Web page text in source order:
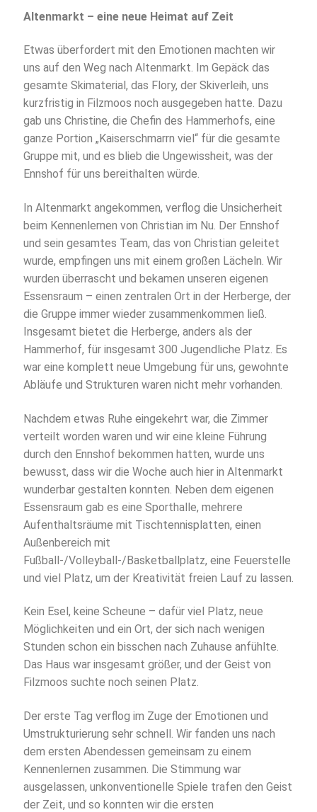
Altenmarkt – eine neue Heimat auf Zeit
Etwas überfordert mit den Emotionen machten wir
uns auf den Weg nach Altenmarkt. Im Gepäck das
gesamte Skimaterial, das Flory, der Skiverleih, uns
kurzfristig in Filzmoos noch ausgegeben hatte. Dazu
gab uns Christine, die Chefin des Hammerhofs, eine
ganze Portion „Kaiserschmarrn viel“ für die gesamte
Gruppe mit, und es blieb die Ungewissheit, was der
Ennshof für uns bereithalten würde.
In Altenmarkt angekommen, verflog die Unsicherheit
beim Kennenlernen von Christian im Nu. Der Ennshof
und sein gesamtes Team, das von Christian geleitet
wurde, empfingen uns mit einem großen Lächeln. Wir
wurden überrascht und bekamen unseren eigenen
Essensraum – einen zentralen Ort in der Herberge, der
die Gruppe immer wieder zusammenkommen ließ.
Insgesamt bietet die Herberge, anders als der
Hammerhof, für insgesamt 300 Jugendliche Platz. Es
war eine komplett neue Umgebung für uns, gewohnte
Abläufe und Strukturen waren nicht mehr vorhanden.
Nachdem etwas Ruhe eingekehrt war, die Zimmer
verteilt worden waren und wir eine kleine Führung
durch den Ennshof bekommen hatten, wurde uns
bewusst, dass wir die Woche auch hier in Altenmarkt
wunderbar gestalten konnten. Neben dem eigenen
Essensraum gab es eine Sporthalle, mehrere
Aufenthaltsräume mit Tischtennisplatten, einen
Außenbereich mit
Fußball-/Volleyball-/Basketballplatz, eine Feuerstelle
und viel Platz, um der Kreativität freien Lauf zu lassen.
Kein Esel, keine Scheune – dafür viel Platz, neue
Möglichkeiten und ein Ort, der sich nach wenigen
Stunden schon ein bisschen nach Zuhause anfühlte.
Das Haus war insgesamt größer, und der Geist von
Filzmoos suchte noch seinen Platz.
Der erste Tag verflog im Zuge der Emotionen und
Umstrukturierung sehr schnell. Wir fanden uns nach
dem ersten Abendessen gemeinsam zu einem
Kennenlernen zusammen. Die Stimmung war
ausgelassen, unkonventionelle Spiele trafen den Geist
der Zeit, und so konnten wir die ersten